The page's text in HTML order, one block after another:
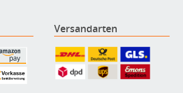
Versandarten